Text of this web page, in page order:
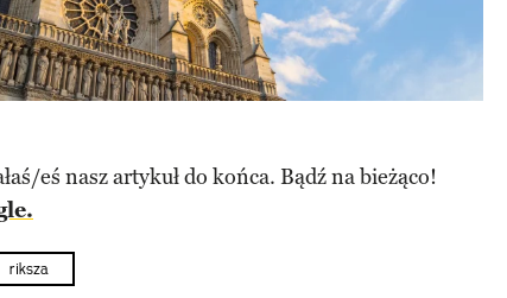
eś nasz artykuł do końca. Bądź na bieżąco!
riksza